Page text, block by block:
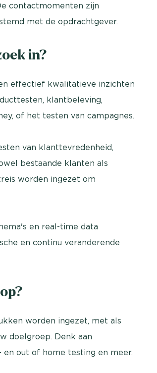
contactmomenten zijn
met de opdrachtgever.
in?
effectief kwalitatieve inzichten
klantbeleving,
of het testen van campagnes.
van klanttevredenheid,
bestaande klanten als
worden ingezet om
en real-time data
en continu veranderende
worden ingezet, met als
doelgroep. Denk aan
en out of home testing en meer.